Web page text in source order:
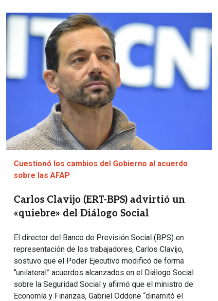
Imagen
Cuestionó los cambios del Gobierno al acuerdo
sobre las AFAP
Carlos Clavijo (ERT-BPS) advirtió un
«quiebre» del Diálogo Social
El director del Banco de Previsión Social (BPS) en
representación de los trabajadores, Carlos Clavijo,
sostuvo que el Poder Ejecutivo modificó de forma
“unilateral” acuerdos alcanzados en el Diálogo Social
sobre la Seguridad Social y afirmó que el ministro de
Economía y Finanzas, Gabriel Oddone “dinamitó el